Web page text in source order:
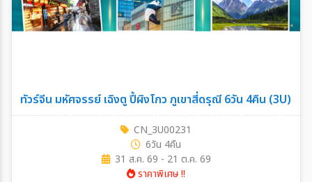
ทัวร์จีน มหัศจรรย์ เฉิงตู ปี้ผิงโกว ภูเขาสี่ดรุณี 6วัน 4คืน (3U)
CN_3U00231
6วัน 4คืน
31 ส.ค. 69 - 21 ต.ค. 69
ราคาพิเศษ !!